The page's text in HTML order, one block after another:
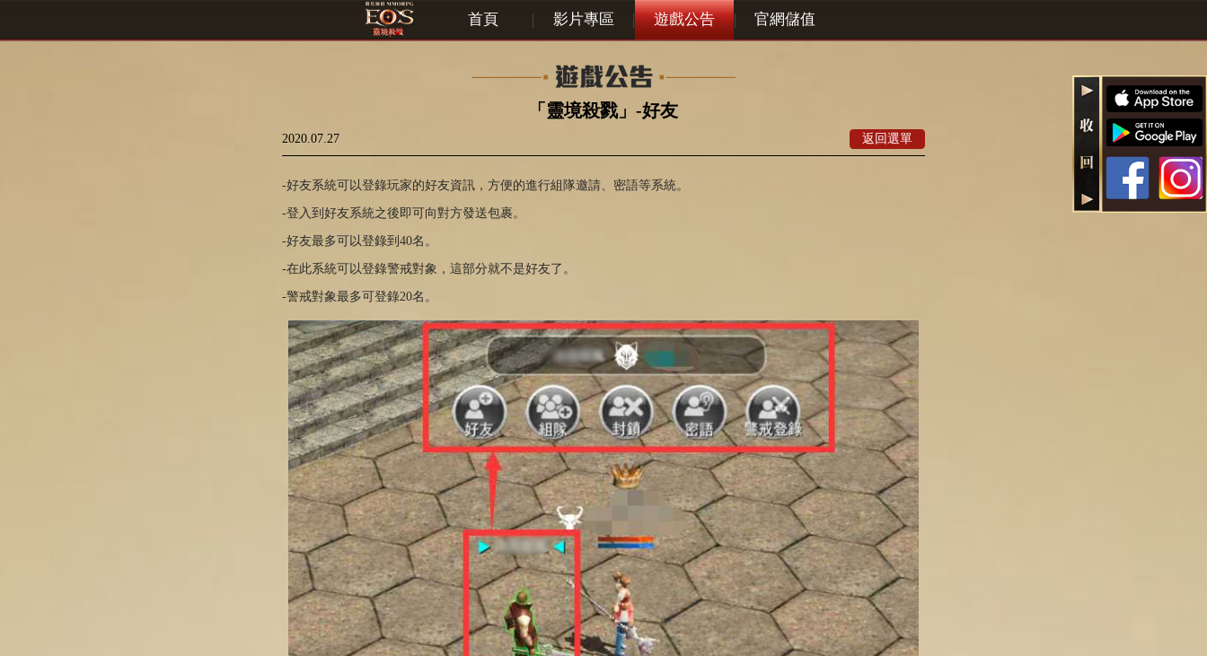
首頁 | 影片專區 | 遊戲公告 | 官網儲值
「靈境殺戮」-好友
2020.07.27 返回選單
-好友系統可以登錄玩家的好友資訊，方便的進行組隊邀請、 密語等系統。
-登入到好友系統之後 即可向對方發送包裹。
-好友最多可以登錄到 40名。
-在此系統可以登錄警戒對象 ，這部分就不是好友了 。
-警戒對象最多可登錄20名。